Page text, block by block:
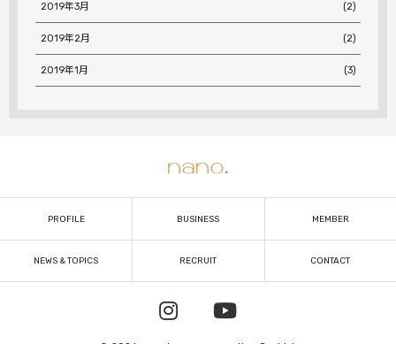
2019年3月 (2)
2019年2月 (2)
2019年1月 (3)
PROFILE BUSINESS MEMBER
NEWS & TOPICS RECRUIT CONTACT